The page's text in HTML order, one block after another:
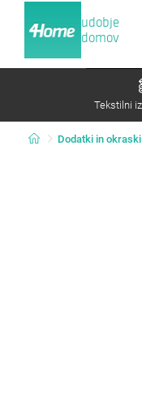
udobje
domov
Tekstilni
Dodatki in